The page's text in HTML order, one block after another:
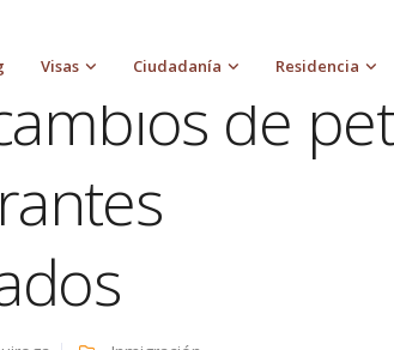
Visas Ciudadanía Residencia
de